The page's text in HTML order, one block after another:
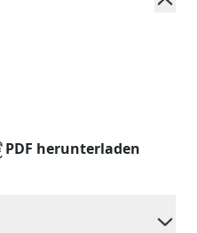
PDF herunterladen